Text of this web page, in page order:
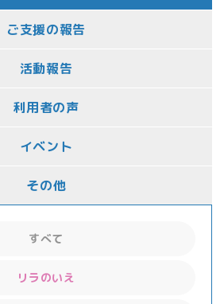
ご支援の報告
活動報告
利用者の声
イベント
その他
すべて
リラのいえ